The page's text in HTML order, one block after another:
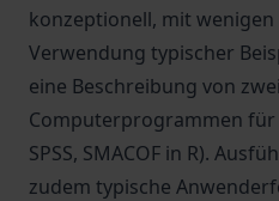
konzeptionell, mit
Verwendung typischer
eine Beschreibung von
Computerprogrammen für
SPSS, SMACOF in R).
zudem typische